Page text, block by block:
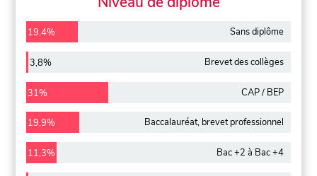
19,4% Sans diplôme
3,8% Brevet des collèges
31% CAP / BEP
19,9% Baccalauréat, brevet professionnel
11,3% Bac +2 à Bac +4